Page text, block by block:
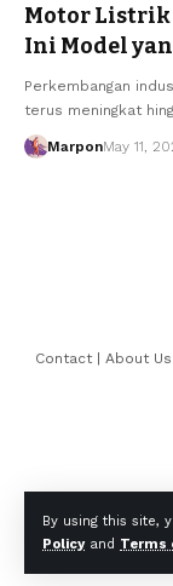
By using this site,
Policyand Terms
Motor Listrik
Ini Model
Perkembangan
terus meningkat
MarponMay 11,
Contact| About Us